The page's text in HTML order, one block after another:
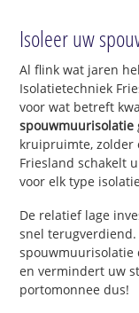
Isoleer uw
Al flink wat jaren
Isolatietechniek
voor wat betreft
spouwmuurisolatie
kruipruimte, zolder
Friesland schakelt
voor elk type
De relatief lage
snel
spouwmuurisolatie
en vermindert uw
portomonnee dus!